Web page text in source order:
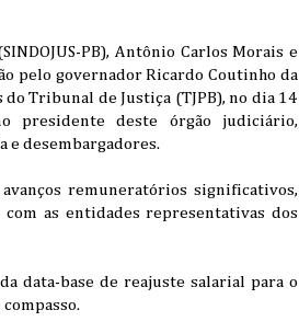
PB), Antônio Carlos Morais e
pelo governador Ricardo Coutinho da
Tribunal de Justiça (TJPB), no dia 14
presidente deste órgão judiciário,
e desembargadores.
remuneratórios significativos,
as entidades representativas dos
data-base de reajuste salarial para o